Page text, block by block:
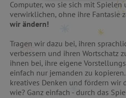
Computer, wo sie sich mit Spielen
verwirklichen, ohne ihre Fantasie
wir ändern!
Tragen wir dazu bei, ihren
verbessern und ihren Wortschatz
ihnen bei, ihre eigene
einfach nur jemanden zu
kreatives Denken und fördern wir
wie? Ganz einfach - durch das
TARGETING
FUNKTIONALITÄT